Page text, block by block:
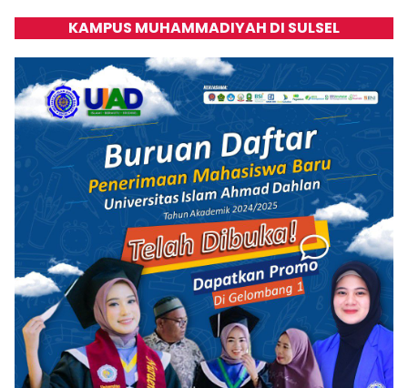
KAMPUS MUHAMMADIYAH DI SULSEL